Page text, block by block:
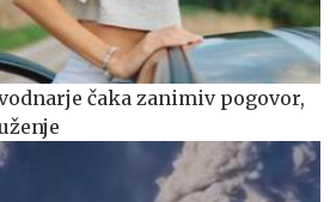
čaka zanimiv pogovor,